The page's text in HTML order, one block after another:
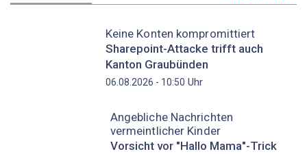
Keine Konten kompromittiert
Sharepoint-Attacke trifft auch
Kanton Graubünden
06.08.2026 - 10:50 Uhr
Angebliche Nachrichten
vermeintlicher Kinder
Vorsicht vor "Hallo Mama"-Trick